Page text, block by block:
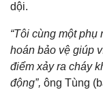
dội.
“Tôi cùng một
hoán bảo vệ giúp
điểm xảy ra cháy
động”, ông Tùng